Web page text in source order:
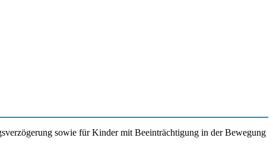
sowie für Kinder mit Beeinträchtigung in der Bewegung